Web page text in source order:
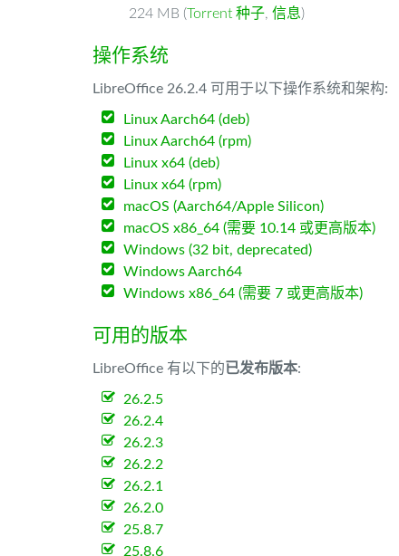
224 MB (Torrent 种子, 信息)
操作系统
LibreOffice 26.2.4 可用于以下操作系统和架构:
Linux Aarch64 (deb)
Linux Aarch64 (rpm)
Linux x64 (deb)
Linux x64 (rpm)
macOS (Aarch64/Apple Silicon)
macOS x86_64 (需要 10.14 或更高版本)
Windows (32 bit, deprecated)
Windows Aarch64
Windows x86_64 (需要 7 或更高版本)
可用的版本
LibreOffice 有以下的已发布版本:
26.2.5
26.2.4
26.2.3
26.2.2
26.2.1
26.2.0
25.8.7
25.8.6